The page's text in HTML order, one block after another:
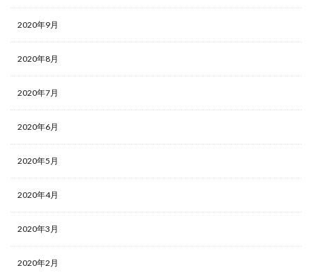
2020年9月
2020年8月
2020年7月
2020年6月
2020年5月
2020年4月
2020年3月
2020年2月